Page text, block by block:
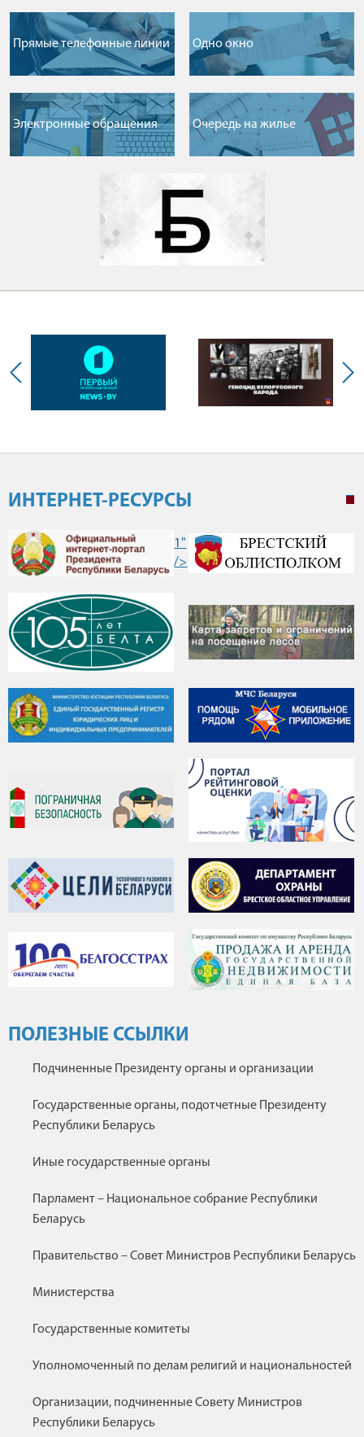
Прямые телефонные линии Одно окно
Электронные обращения Очередь на жилье
1
ИНТЕРНЕТ-РЕСУРСЫ
1"
/>
ПОЛЕЗНЫЕ ССЫЛКИ
Подчиненные Президенту органы и организации
Государственные органы, подотчетные Президенту
Республики Беларусь
Иные государственные органы
Парламент – Национальное собрание Республики
Беларусь
Правительство – Совет Министров Республики Беларусь
Министерства
Государственные комитеты
Уполномоченный по делам религий и национальностей
Организации, подчиненные Совету Министров
Республики Беларусь